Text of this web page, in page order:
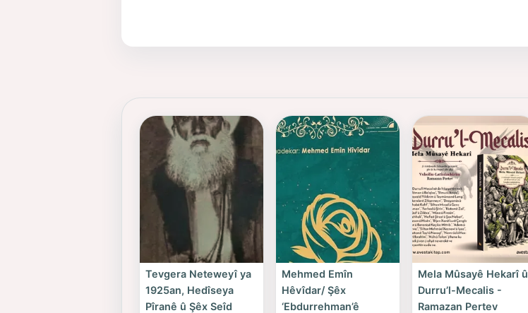
Tevgera Neteweyî ya
1925an, Hedîseya
Pîranê û Şêx Seîd
Mehmed Emîn
Hêvîdar/ Şêx
‘Ebdurrehman’ê
Mela Mûsayê Hekarî û
Durru’l-Mecalis -
Ramazan Pertev